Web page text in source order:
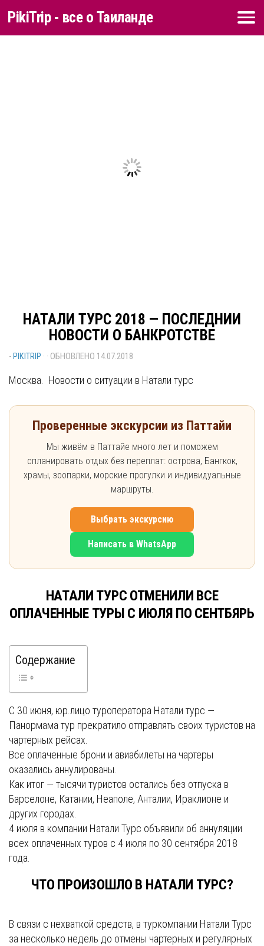
Перейти к содержимому
PikiTrip - все о Таиланде
НАТАЛИ ТУРС 2018 — ПОСЛЕДНИИ
НОВОСТИ О БАНКРОТСТВЕ
-PIKITRIP · · ОБНОВЛЕНО 14.07.2018
Москва. Новости о ситуации в Натали турс
Проверенные экскурсии из Паттайи
Мы живём в Паттайе много лет и поможем
спланировать отдых без переплат: острова, Бангкок,
храмы, зоопарки, морские прогулки и индивидуальные
маршруты.
Выбрать экскурсию
Написать в WhatsApp
НАТАЛИ ТУРС ОТМЕНИЛИ ВСЕ
ОПЛАЧЕННЫЕ ТУРЫ С ИЮЛЯ ПО СЕНТБЯРЬ
Содержание
С 30 июня, юр.лицо туроператора Натали турс —
Панормама тур прекратило отправлять своих туристов на
чартерных рейсах.
Все оплаченные брони и авиабилеты на чартеры
оказались аннулированы.
Как итог — тысячи туристов остались без отпуска в
Барселоне, Катании, Неаполе, Анталии, Ираклионе и
других городах.
4 июля в компании Натали Турс объявили об аннуляции
всех оплаченных туров с 4 июля по 30 сентября 2018
года.
ЧТО ПРОИЗОШЛО В НАТАЛИ ТУРС?
В связи с нехваткой средств, в туркомпании Натали Турс
за несколько недель до отмены чартерных и регулярных